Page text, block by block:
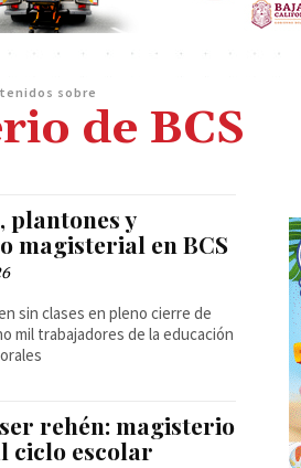
sobre
de BCS
plantones y
magisterial en BCS
sin clases en pleno cierre de
mil trabajadores de la educación
rehén: magisterio
ciclo escolar